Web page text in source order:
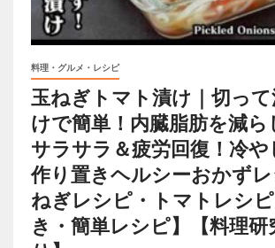
料理・グルメ・レシピ
玉ねぎトマト漬け｜切っ
けで簡単！内臓脂肪を減ら
サラサラ＆疲労回復！冷や
作り置きヘルシーおかず
ねぎレシピ・トマトレシ
き・簡単レシピ】【料理研